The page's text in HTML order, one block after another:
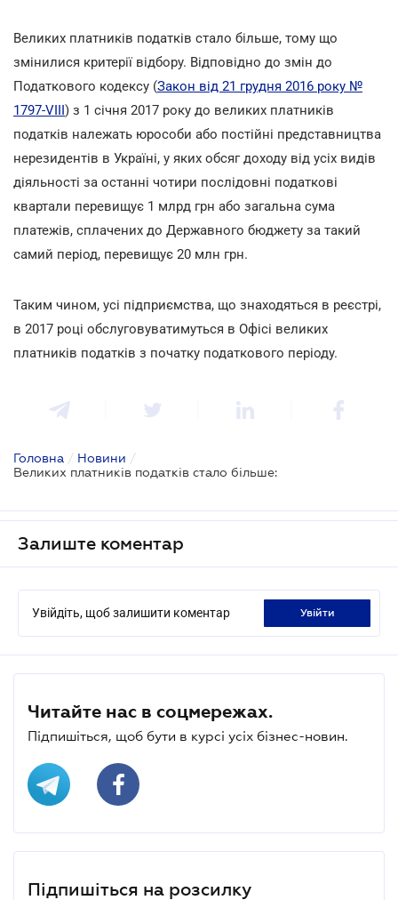
Великих платників податків стало більше, тому що
змінилися критерії відбору. Відповідно до змін до
Податкового кодексу (Закон від 21 грудня 2016 року №
1797-VIII) з 1 січня 2017 року до великих платників
податків належать юрособи або постійні представництва
нерезидентів в Україні, у яких обсяг доходу від усіх видів
діяльності за останні чотири послідовні податкові
квартали перевищує 1 млрд грн або загальна сума
платежів, сплачених до Державного бюджету за такий
самий період, перевищує 20 млн грн.
Таким чином, усі підприємства, що знаходяться в реєстрі,
в 2017 році обслуговуватимуться в Офісі великих
платників податків з початку податкового періоду.
Головна / Новини /
Великих платників податків стало більше:
Залиште коментар
Увійдіть, щоб залишити коментар увійти
Читайте нас в соцмережах.
Підпишіться, щоб бути в курсі усіх бізнес-новин.
Підпишіться на розсилку